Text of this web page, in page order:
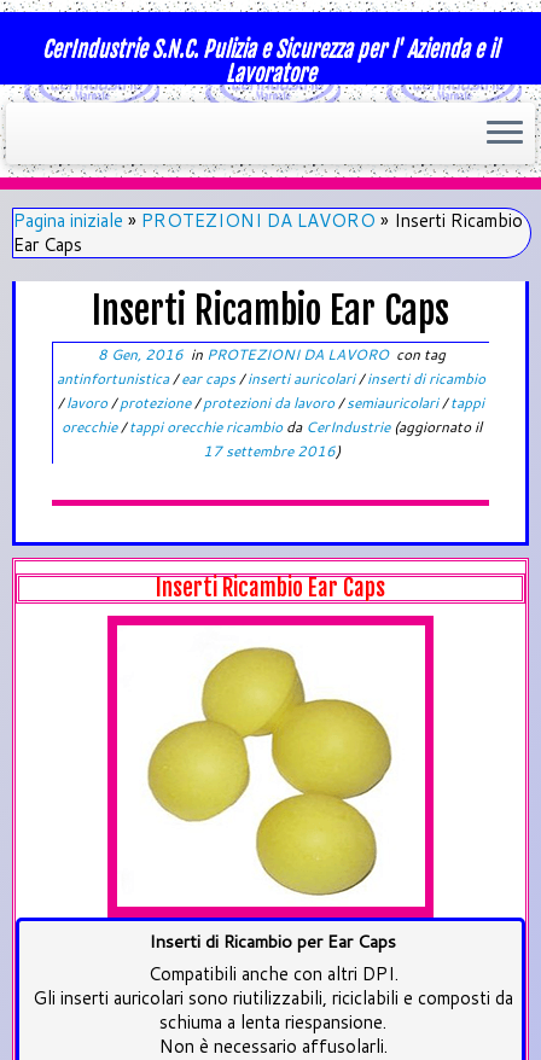
CerIndustrie S.N.C. Pulizia e Sicurezza per l' Azienda e il
Lavoratore
Pagina iniziale » PROTEZIONI DA LAVORO » Inserti Ricambio
Ear Caps
Inserti Ricambio Ear Caps
8 Gen, 2016in PROTEZIONI DA LAVORO con tag
antinfortunistica/ear caps/inserti auricolari/inserti di ricambio
/lavoro/protezione/protezioni da lavoro/semiauricolari/tappi
orecchie/tappi orecchie ricambioda CerIndustrie(aggiornato il
17 settembre 2016)
Inserti Ricambio Ear Caps
Inserti di Ricambio per Ear Caps
Compatibili anche con altri DPI.
Gli inserti auricolari sono riutilizzabili, riciclabili e composti da
schiuma a lenta riespansione.
Non è necessario affusolarli.